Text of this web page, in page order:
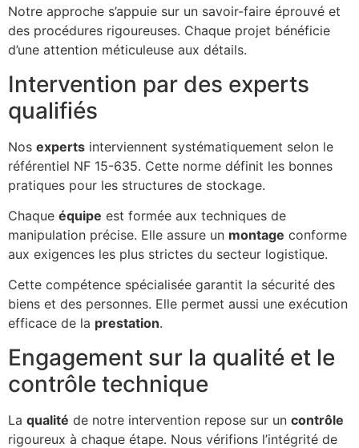
Notre approche s’appuie sur un savoir-faire éprouvé et
des procédures rigoureuses. Chaque projet bénéficie
d’une attention méticuleuse aux détails.
Intervention par des experts
qualifiés
Nos experts interviennent systématiquement selon le
référentiel NF 15-635. Cette norme définit les bonnes
pratiques pour les structures de stockage.
Chaque équipe est formée aux techniques de
manipulation précise. Elle assure un montage conforme
aux exigences les plus strictes du secteur logistique.
Cette compétence spécialisée garantit la sécurité des
biens et des personnes. Elle permet aussi une exécution
efficace de la prestation.
Engagement sur la qualité et le
contrôle technique
La qualité de notre intervention repose sur un contrôle
rigoureux à chaque étape. Nous vérifions l’intégrité de